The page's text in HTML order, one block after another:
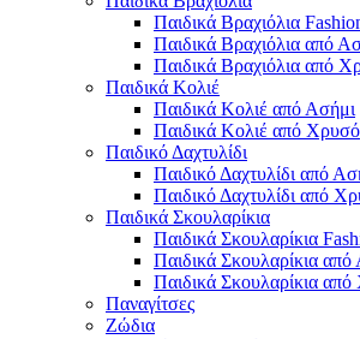
Παιδικά Βραχιόλια
Παιδικά Βραχιόλια από
Παιδικά Βραχιόλια από
Παιδικά Κολιέ
Παιδικά Κολιέ από Ασήμι
Παιδικά Κολιέ από Χρυσό
Παιδικό Δαχτυλίδι
Παιδικό Δαχτυλίδι από
Παιδικό Δαχτυλίδι από
Παιδικά Σκουλαρίκια
Παιδικά Σκουλαρίκια
Παιδικά Σκουλαρίκια από
Παιδικά Σκουλαρίκια
Παναγίτσες
Ζώδια